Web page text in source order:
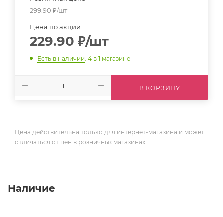
299.90₽/шт
Цена по акции
229.90 ₽/шт
Есть в наличии: 4 в 1 магазине
В КОРЗИНУ
Цена действительна только для интернет-магазина и может
отличаться от цен в розничных магазинах
Наличие